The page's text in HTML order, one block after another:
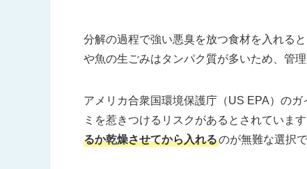
分解の過程で強い悪臭を放つ食材を入れる
や魚の生ごみはタンパク質が多いため、管
アメリカ合衆国環境保護庁（US EPA）の
ミを惹きつけるリスクがあるとされていま
るか乾燥させてから入れるのが無難な選択で